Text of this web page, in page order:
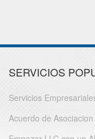
SERVICIOS
Servicios
Acuerdo de Asociacion